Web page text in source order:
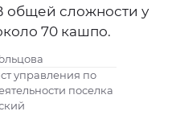
общей сложности у
70 кашпо.
управления по
поселка